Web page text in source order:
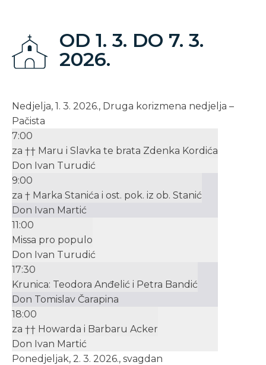
OD 1. 3. DO 7. 3.
2026.
Nedjelja, 1. 3. 2026., Druga korizmena nedjelja –
Pačista
7:00
za †† Maru i Slavka te brata Zdenka Kordića
Don Ivan Turudić
9:00
za † Marka Stanića i ost. pok. iz ob. Stanić
Don Ivan Martić
11:00
Missa pro populo
Don Ivan Turudić
17:30
Krunica: Teodora Anđelić i Petra Bandić
Don Tomislav Čarapina
18:00
za †† Howarda i Barbaru Acker
Don Ivan Martić
Ponedjeljak, 2. 3. 2026., svagdan